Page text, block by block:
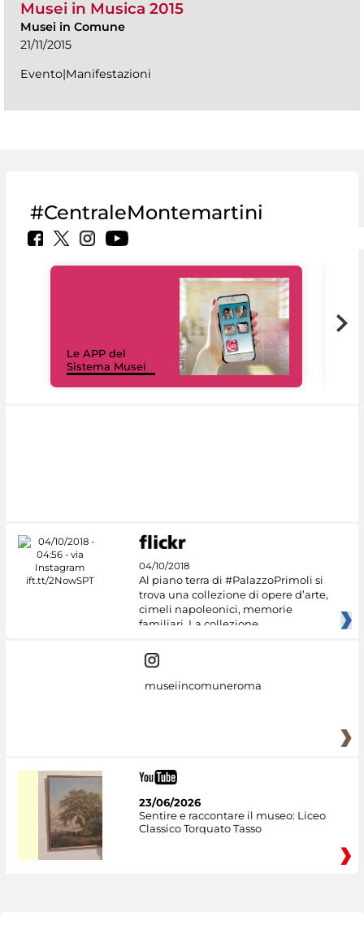
Musei in Musica 2015
Musei in Comune
21/11/2015
Evento|Manifestazioni
#CentraleMontemartini
Le APP del
Sistema Musei
04/10/2018
Al piano terra di #PalazzoPrimoli si
trova una collezione di opere d’arte,
cimeli napoleonici, memorie
familiari. La collezione
museiincomuneroma
23/06/2026
Sentire e raccontare il museo: Liceo
Classico Torquato Tasso